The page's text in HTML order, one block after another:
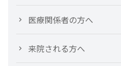
医療関係者の方へ
来院される方へ